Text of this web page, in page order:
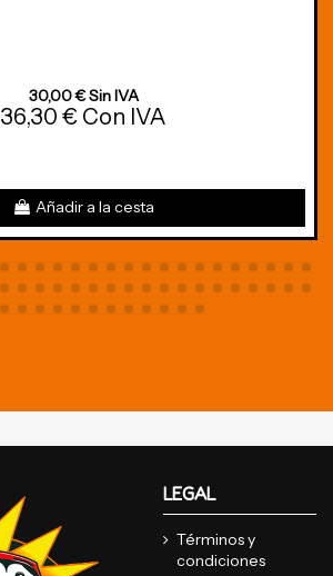
30,00 € Sin IVA
36,30 € Con IVA
Añadir a la cesta
LEGAL
Términos y
condiciones